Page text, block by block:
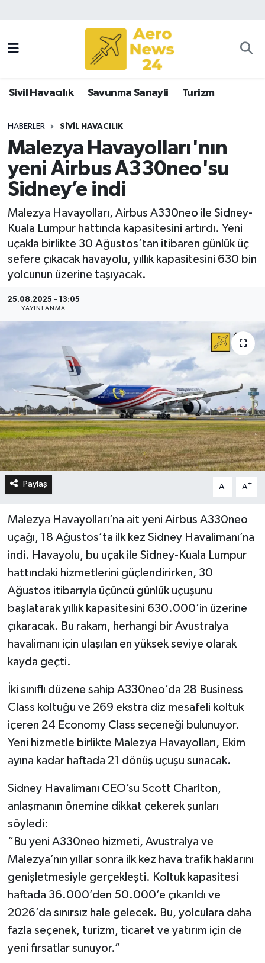
Sivil Havacılık Savunma Sanayii Turizm
HABERLER SIVIL HAVACILIK
Malezya Havayolları'nın
yeni Airbus A330neo'su
Sidney’e indi
Malezya Havayolları, Airbus A330neo ile Sidney-
Kuala Lumpur hattında kapasitesini artırdı. Yeni
uçakla birlikte 30 Ağustos’tan itibaren günlük üç
sefere çıkacak havayolu, yıllık kapasitesini 630 bin
yolcunun üzerine taşıyacak.
25.08.2025 - 13:05
YAYINLANMA
Paylaş A- A+
Malezya Havayolları’na ait yeni Airbus A330neo
uçağı, 18 Ağustos’ta ilk kez Sidney Havalimanı’na
indi. Havayolu, bu uçak ile Sidney-Kuala Lumpur
hattındaki hizmetlerini güçlendirirken, 30
Ağustos itibarıyla üçüncü günlük uçuşunu
başlatarak yıllık kapasitesini 630.000’in üzerine
çıkaracak. Bu rakam, herhangi bir Avustralya
havalimanı için ulaşılan en yüksek seviye olarak
kayda geçti.
İki sınıflı düzene sahip A330neo’da 28 Business
Class koltuğu ve 269 ekstra diz mesafeli koltuk
içeren 24 Economy Class seçeneği bulunuyor.
Yeni hizmetle birlikte Malezya Havayolları, Ekim
ayına kadar haftada 21 dönüş uçuşu sunacak.
Sidney Havalimanı CEO’su Scott Charlton,
anlaşmanın önemine dikkat çekerek şunları
söyledi:
“Bu yeni A330neo hizmeti, Avustralya ve
Malezya’nın yıllar sonra ilk kez hava trafik haklarını
genişletmesiyle gerçekleşti. Koltuk kapasitesi
haftada 36.000’den 50.000’e çıkarıldı ve
2026’da sınırsız hale gelecek. Bu, yolculara daha
fazla seçenek, turizm, ticaret ve yatırım için de
yeni fırsatlar sunuyor.”